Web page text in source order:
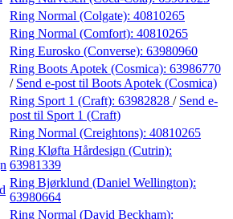
Ring Normal (Colgate): 40810265
Ring Normal (Comfort): 40810265
Ring Eurosko (Converse): 63980960
Ring Boots Apotek (Cosmica): 63986770
/ Send e-post til Boots Apotek (Cosmica)
Ring Sport 1 (Craft): 63982828 / Send e-
post til Sport 1 (Craft)
Ring Normal (Creightons): 40810265
Ring Kløfta Hårdesign (Cutrin):
63981339
Ring Bjørklund (Daniel Wellington):
63980664
Ring Normal (David Beckham):